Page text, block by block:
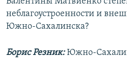
неблагоустроенности и
Южно-Сахалинска?
Борис Резник:Южно-